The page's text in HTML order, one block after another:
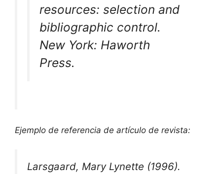
resources: selection and
bibliographic control.
New York: Haworth
Press.
Ejemplo de referencia de artículo de revista:
Larsgaard, Mary Lynette (1996).